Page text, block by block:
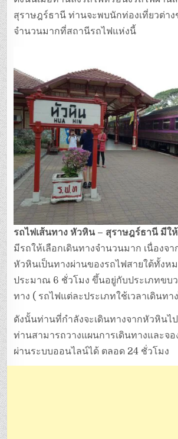
สุราษฎร์ธานี ท่านจะพบนักท่องเที่ยวต่าง
จำนวนมากที่สถานีรถไฟแห่งนี้
รถไฟเส้นทาง หัวหิน – สุราษฎร์ธานี มีใ
มีรถให้เลือกเดินทางจำนวนมาก เนื่องจ
หัวหินเป็นทางผ่านของรถไฟสายใต้ทั้งหม
ประมาณ 6 ชั่วโมง ขึ้นอยู่กับประเภทขบ
ทาง ( รถไฟแต่ละประเภทใช้เวลาเดินทา
ดังนั้นท่านที่กำลังจะเดินทางจากหัวหินไ
ท่านสามารถวางแผนการเดินทางและจ
ผ่านระบบออนไลน์ได้ ตลอด 24 ชั่วโมง